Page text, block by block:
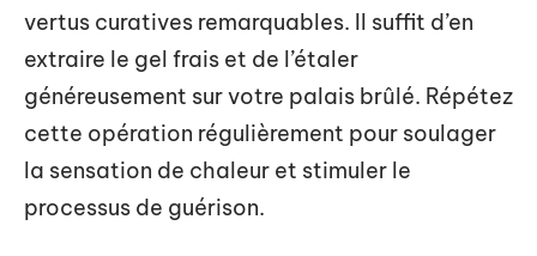
vertus curatives remarquables. Il suffit d’en
extraire le gel frais et de l’étaler
généreusement sur votre palais brûlé. Répétez
cette opération régulièrement pour soulager
la sensation de chaleur et stimuler le
processus de guérison.